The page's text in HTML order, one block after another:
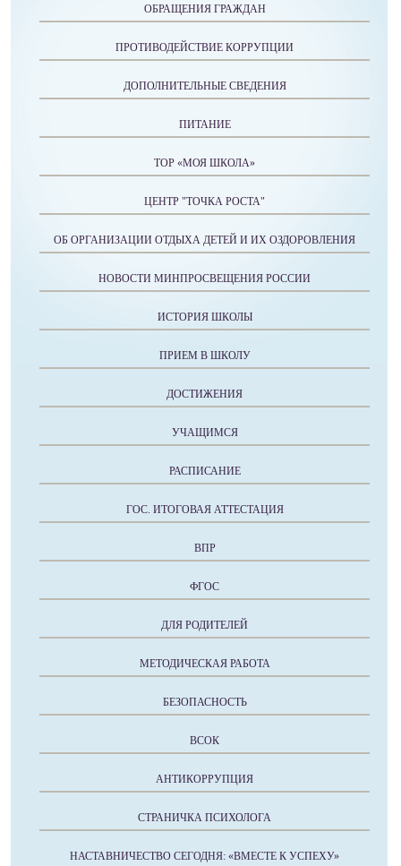
ОБРАЩЕНИЯ ГРАЖДАН
ПРОТИВОДЕЙСТВИЕ КОРРУПЦИИ
ДОПОЛНИТЕЛЬНЫЕ СВЕДЕНИЯ
ПИТАНИЕ
ТОР «МОЯ ШКОЛА»
ЦЕНТР "ТОЧКА РОСТА"
ОБ ОРГАНИЗАЦИИ ОТДЫХА ДЕТЕЙ И ИХ ОЗДОРОВЛЕНИЯ
НОВОСТИ МИНПРОСВЕЩЕНИЯ РОССИИ
ИСТОРИЯ ШКОЛЫ
ПРИЕМ В ШКОЛУ
ДОСТИЖЕНИЯ
УЧАЩИМСЯ
РАСПИСАНИЕ
ГОС. ИТОГОВАЯ АТТЕСТАЦИЯ
ВПР
ФГОС
ДЛЯ РОДИТЕЛЕЙ
МЕТОДИЧЕСКАЯ РАБОТА
БЕЗОПАСНОСТЬ
ВСОК
АНТИКОРРУПЦИЯ
СТРАНИЧКА ПСИХОЛОГА
НАСТАВНИЧЕСТВО СЕГОДНЯ: «ВМЕСТЕ К УСПЕХУ»